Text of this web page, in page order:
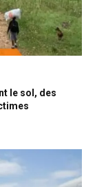
le sol, des